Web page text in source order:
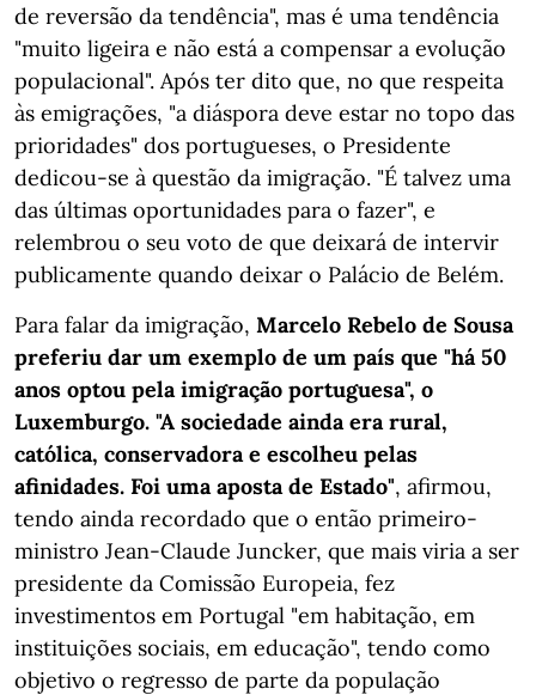
de reversão da tendência", mas é uma tendência
"muito ligeira e não está a compensar a evolução
populacional". Após ter dito que, no que respeita
às emigrações, "a diáspora deve estar no topo das
prioridades" dos portugueses, o Presidente
dedicou-se à questão da imigração. "É talvez uma
das últimas oportunidades para o fazer", e
relembrou o seu voto de que deixará de intervir
publicamente quando deixar o Palácio de Belém.
Para falar da imigração, Marcelo Rebelo de Sousa
preferiu dar um exemplo de um país que "há 50
anos optou pela imigração portuguesa", o
Luxemburgo. "A sociedade ainda era rural,
católica, conservadora e escolheu pelas
afinidades. Foi uma aposta de Estado", afirmou,
tendo ainda recordado que o então primeiro-
ministro Jean-Claude Juncker, que mais viria a ser
presidente da Comissão Europeia, fez
investimentos em Portugal "em habitação, em
instituições sociais, em educação", tendo como
objetivo o regresso de parte da população